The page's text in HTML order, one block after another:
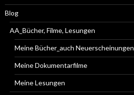
Blog
AA_Bücher, Filme, Lesungen
Meine Bücher_auch Neuerscheinungen
Meine Dokumentarfilme
Meine Lesungen